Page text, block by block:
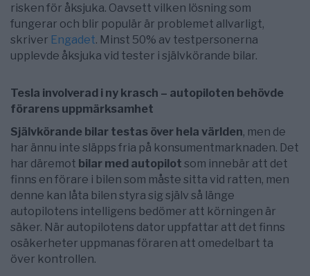
risken för åksjuka. Oavsett vilken lösning som
fungerar och blir populär är problemet allvarligt,
skriver Engadet. Minst 50% av testpersonerna
upplevde åksjuka vid tester i självkörande bilar.
Tesla involverad i ny krasch – autopiloten behövde
förarens uppmärksamhet
Självkörande bilar testas över hela världen, men de
har ännu inte släpps fria på konsumentmarknaden. Det
har däremot bilar med autopilot som innebär att det
finns en förare i bilen som måste sitta vid ratten, men
denne kan låta bilen styra sig själv så länge
autopilotens intelligens bedömer att körningen är
säker. När autopilotens dator uppfattar att det finns
osäkerheter uppmanas föraren att omedelbart ta
över kontrollen.